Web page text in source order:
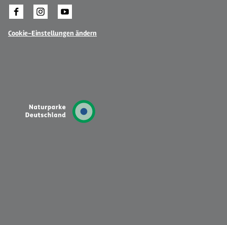
Cookie-Einstellungen ändern